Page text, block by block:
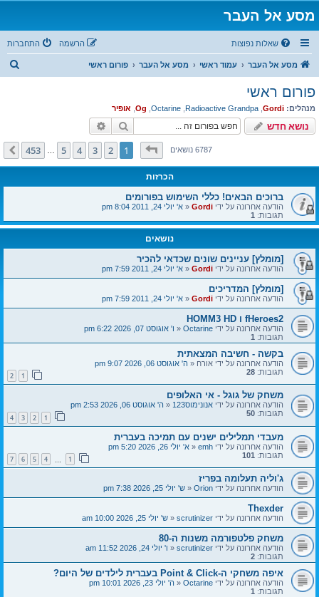
מסע אל העבר
שאלות נפוצות התחברות הרשמה
מסע אל העבר עמוד ראשי מסע אל העבר פורום ראשי
ח
פורום ראשי
מנהלים: Gordi
,
Radioactive Grandpa
,
Octarine
,
Og
, אופיר
נושא חדש חיפוש
6787 נושאיםדף1מתוך 453
1
2
3
4
5
453 הבא
הכרזות
ברוכים הבאים! כללי השימוש בפורומים
הודעה אחרונה על ידי Gordi
«א' יולי 24, 2011 8:04 pm
תגובות: 1
נושאים
[מומלץ] עניינים שונים שכדאי להכיר
הודעה אחרונה על ידי Gordi
«א' יולי 24, 2011 7:59 pm
[מומלץ] המדריכים
הודעה אחרונה על ידי Gordi
«א' יולי 24, 2011 7:59 pm
fHeroes2 ו HOMM3 HD
הודעה אחרונה על ידי Octarine
«ו' אוגוסט 07, 2026 6:22 pm
תגובות: 1
בקשה - חשיבה המצאתית
הודעה אחרונה על ידי אורח«ה' אוגוסט 06, 2026 9:07 pm
תגובות: 28
2
משחק של גוגל - אי האלופים
הודעה אחרונה על ידי אנונימוס123 «ה' אוגוסט 06, 2026 2:53 pm
תגובות: 50
2
3
4
מעבדי תמלילים ישנים עם תמיכה בעברית
הודעה אחרונה על ידי emh
«א' יולי 26, 2026 5:20 pm
תגובות: 101
4
5
6
7
ג'וליה תעלומה בפריז
הודעה אחרונה על ידי Orion
«ש' יולי 25, 2026 7:38 pm
Thexder
הודעה אחרונה על ידי scrutinizer
«ש' יולי 25, 2026 10:00 am
משחק פלטפורמה משנות ה-80
הודעה אחרונה על ידי scrutinizer
«ו' יולי 24, 2026 11:52 am
תגובות: 2
איפה משחקי ה-Point & Click בעברית לילדים של היום?
הודעה אחרונה על ידי Octarine
«ה' יולי 23, 2026 10:01 pm
תגובות: 1